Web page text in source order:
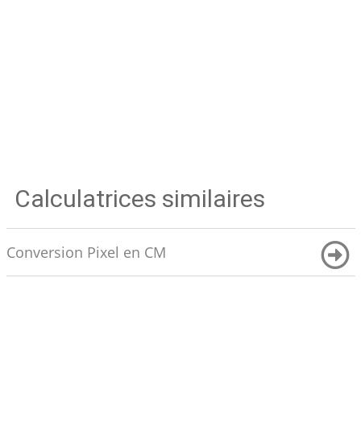
Calculatrices similaires
Conversion Pixel en CM